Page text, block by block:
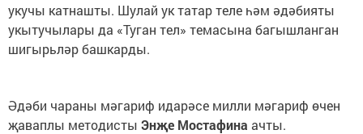
укучы катнашты. Шулай ук татар теле һәм әдәбияты
укытучылары да «Туган тел» темасына багышланган
шигырьләр башкарды.
Әдәби чараны мәгариф идарәсе милли мәгариф өчен
җаваплы методисты Энҗе Мостафина ачты.